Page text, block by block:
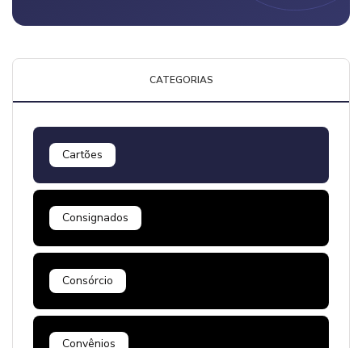
CATEGORIAS
Cartões
Consignados
Consórcio
Convênios